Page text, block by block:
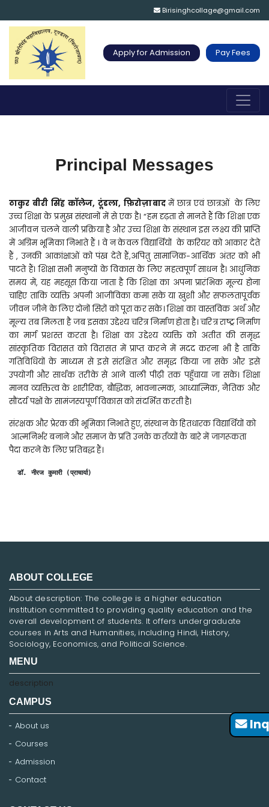
Birisinghcollage@gmail.com
Apply for Admission Pay Fees
Principal Messages
ठाकुर बीरी सिंह कॉलेज, टूंडला, फ़िरोज़ाबाद में छात्र एवं छात्रओं के लिए
उच्च शिक्षा के प्रमुख संस्थानों में से एक है। “हम दृढ़ता से मानते हैं कि शिक्षा एक
आजीवन चलने वाली प्रक्रिया है और उच्च शिक्षा के संस्थान इस लक्ष्य की प्राप्ति
में अग्रिम भूमिका निभाते हैं । वे न केवल विद्यार्थियों के करियर को आकार देते
हैं , उनकी आकांक्षाओं को पंख देते हैं,अपितु सामाजिक-आर्थिक अंतर को भी
पाटते हैं। शिक्षा सभी मनुष्यों के विकास के लिए महत्वपूर्ण साधन है। आधुनिक
समय में, यह महसूस किया जाता है कि शिक्षा का अपना प्रारंभिक मूल्य होना
चाहिए ताकि व्यक्ति अपनी आजीविका कमा सके या खुशी और सफलतापूर्वक
जीवन जीने के लिए दोनों सिरों को पूरा कर सके। शिक्षा का वास्तविक अर्थ और
मूल्य तब मिलता है जब इसका उद्देश्य चरित्र निर्माण होता है। चरित्र राष्ट्र निर्माण
का मार्ग प्रशस्त करता है। शिक्षा का उद्देश्य व्यक्ति को अतीत की समृद्ध
सांस्कृतिक विरासत को विरासत में प्राप्त करने में मदद करना भी है ताकि
गतिविधियों के माध्यम से इसे संरक्षित और समृद्ध किया जा सके और इसे
उपयोगी और सार्थक तरीके से आने वाली पीढ़ी तक पहुँचाया जा सके। शिक्षा
मानव व्यक्तित्व के शारीरिक, बौद्धिक, भावनात्मक, आध्यात्मिक, नैतिक और
सौंदर्य पक्षों के सामंजस्यपूर्ण विकास को संदर्भित करती है।
संरक्षक और प्रेरक की भूमिका निभाते हुए, संस्थान के हितधारक विद्यार्थियों को
आत्मनिर्भर बनाने और समाज के प्रति उनके कर्तव्यों के बारे में जागरूकता
पैदा करने के लिए प्रतिबद्ध हैं।
  डॉ. नीरज कुमारी
(प्राचार्या)
ABOUT COLLEGE
About description: The college is a higher education
institution committed to providing quality education and the
overall development of students. It offers undergraduate
courses in Arts and Humanities, including Hindi, History,
Sociology, Economics, and Political Science.
MENU
description
CAMPUS
About us
Courses
Admission
Contact